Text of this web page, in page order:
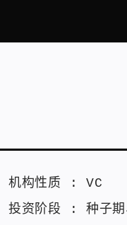
机构性质 : VC
投资阶段 : 种子期